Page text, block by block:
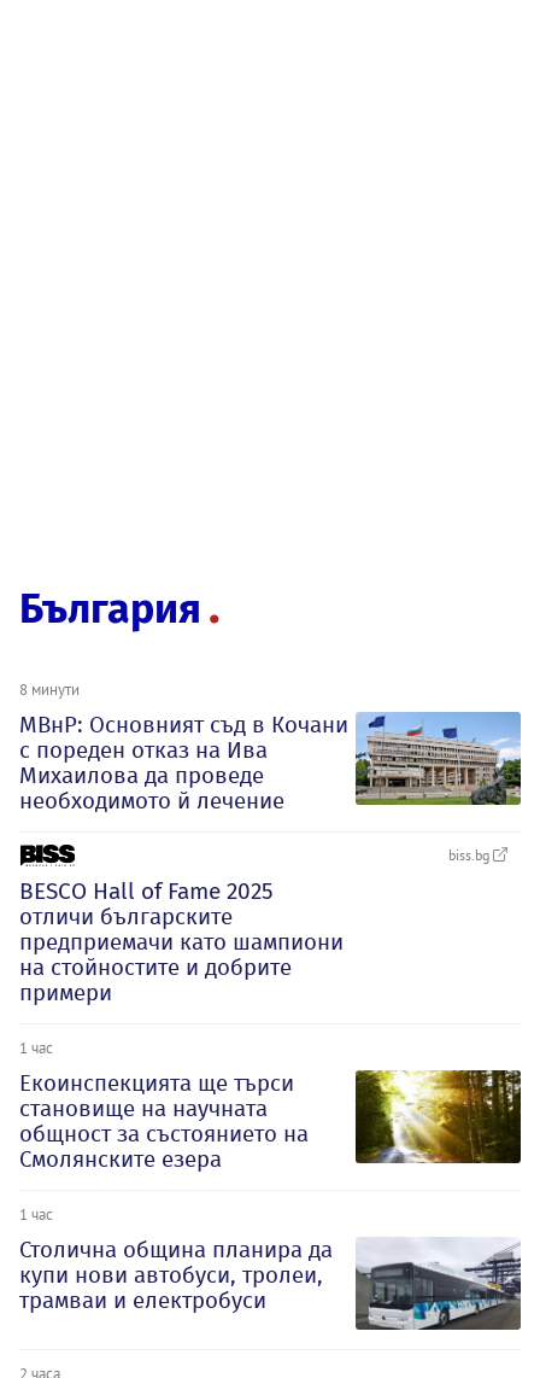
България
8 минути
МВнР: Основният съд в Кочани
с пореден отказ на Ива
Михаилова да проведе
необходимото й лечение
biss.bg
BESCO Hall of Fame 2025
отличи българските
предприемачи като шампиони
на стойностите и добрите
примери
1 час
Екоинспекцията ще търси
становище на научната
общност за състоянието на
Смолянските езера
1 час
Столична община планира да
купи нови автобуси, тролеи,
трамваи и електробуси
2 часа